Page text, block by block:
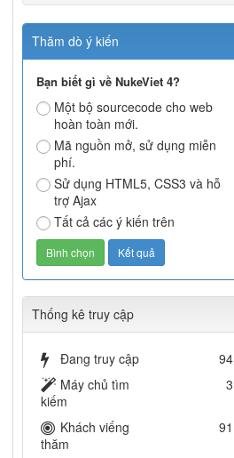
Thăm dò ý kiến
Bạn biết gì về NukeViet 4?
Một bộ sourcecode cho web
hoàn toàn mới.
Mã nguồn mở, sử dụng miễn
phí.
Sử dụng HTML5, CSS3 và hỗ
trợ Ajax
Tất cả các ý kiến trên
Thống kê truy cập
Đang truy cập
94
Máy chủ tìm
kiếm
3
Khách viếng
thăm
91